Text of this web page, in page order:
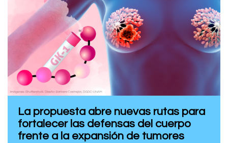
La propuesta abre nuevas rutas para
fortalecer las defensas del cuerpo
frente a la expansión de tumores